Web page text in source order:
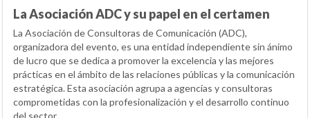
La Asociación ADC y su papel en el certamen
La Asociación de Consultoras de Comunicación (ADC),
organizadora del evento, es una entidad independiente sin ánimo
de lucro que se dedica a promover la excelencia y las mejores
prácticas en el ámbito de las relaciones públicas y la comunicación
estratégica. Esta asociación agrupa a agencias y consultoras
comprometidas con la profesionalización y el desarrollo continuo
del sector.